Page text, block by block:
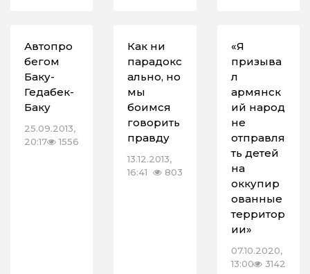
Автопро
бегом
Баку-
Гедабек-
Баку
25.09.2013,
20:17
1556
Как ни
парадокс
ально, но
мы
боимся
говорить
правду
13.12.2013,
16:41
803
«Я
призыва
л
армянск
ий народ
не
отправля
ть детей
на
оккупир
ованные
территор
ии»
07.10.2020,
13:00
3142